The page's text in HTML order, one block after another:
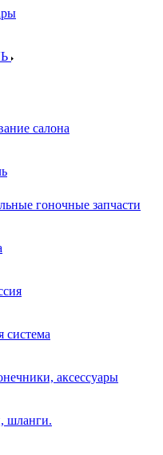
салона
гоночные запчасти
система
аксессуары
шланги.